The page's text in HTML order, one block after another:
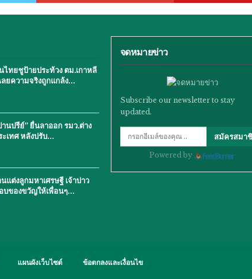
ไทยชูป้ายประท้วง ตม.เกาหลี
ลยความจริงถูกแกล้ง…
านปรีย์” ยื่นลาออก รมว.ต่าง
ะเทศ หลังปรับ…
นแต่งลูกมหาเศรษฐี เจ้าบ่าว
บของขวัญให้เพื่อนๆ…
จดหมายข่าว
Subscribe our newsletter to stay
updated.
สมัครสมา
Powered by
แผนผังเว็บไซต์ ข้อตกลงและเงื่อนไข